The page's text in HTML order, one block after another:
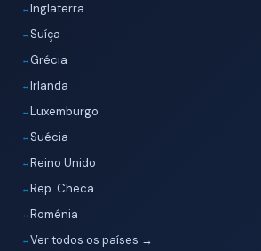
Inglaterra
Suíça
Grécia
Irlanda
Luxemburgo
Suécia
Reino Unido
Rep. Checa
Roménia
Ver todos os países →